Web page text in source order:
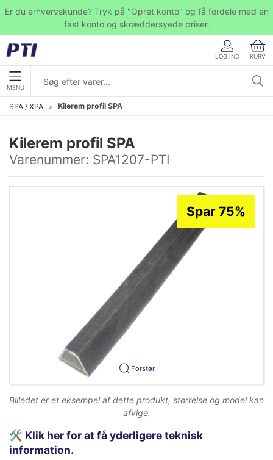
Er du erhvervskunde? Tryk på "Opret konto" og få fordele med en
fast konto og skræddersyede priser.
LOG IND KURV
MENU
SPA / XPA Kilerem profil SPA
Kilerem profil SPA
Varenummer: SPA1207-PTI
Forstør
Spar 75%
Billedet er et eksempel af dette produkt, størrelse og model kan
afvige.
🛠️ Klik her for at få yderligere teknisk
information.